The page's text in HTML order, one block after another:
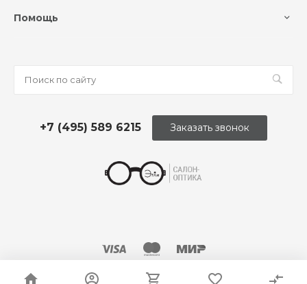
Помощь
+7 (495) 589 6215 Заказать звонок